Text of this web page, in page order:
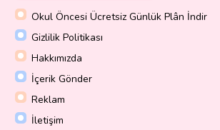
Okul Öncesi Ücretsiz Günlük Plân İndir
Gizlilik Politikası
Hakkımızda
İçerik Gönder
Reklam
İletişim